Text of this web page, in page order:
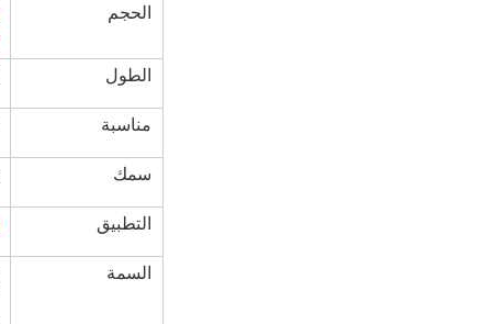
الحجم
الطول
مناسبة
سمك
التطبيق
السمة